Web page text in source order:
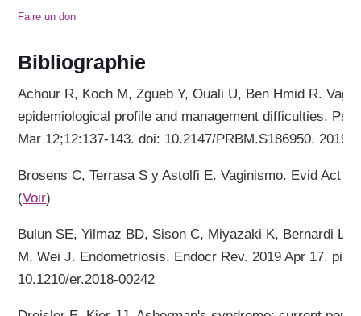
Faire un don
Bibliographie
Achour R, Koch M, Zgueb Y, Ouali U, Ben Hmid R.
epidemiological profile and management difficulties.
Mar 12;12:137-143. doi: 10.2147/PRBM.S186950. 2019. (
Brosens C, Terrasa S y Astolfi E. Vaginismo. Evid Act
(Voir)
Bulun SE, Yilmaz BD, Sison C, Miyazaki K, Bernardi L,
M, Wei J. Endometriosis. Endocr Rev. 2019 Apr 17. pii:
10.1210/er.2018-00242